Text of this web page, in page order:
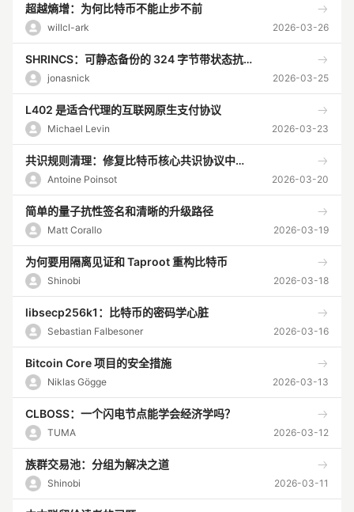
超越熵增：为何比特币不能止步不前
willcl-ark 2026-03-26
SHRINCS：可静态备份的 324 字节带状态抗量子签名
jonasnick 2026-03-25
L402 是适合代理的互联网原生支付协议
Michael Levin 2026-03-23
共识规则清理：修复比特币核心共识协议中的四个未解决漏洞
Antoine Poinsot 2026-03-20
简单的量子抗性签名和清晰的升级路径
Matt Corallo 2026-03-19
为何要用隔离见证和 Taproot 重构比特币
Shinobi 2026-03-18
libsecp256k1：比特币的密码学心脏
Sebastian Falbesoner 2026-03-16
Bitcoin Core 项目的安全措施
Niklas Gögge 2026-03-13
CLBOSS：一个闪电节点能学会经济学吗？
TUMA 2026-03-12
族群交易池：分组为解决之道
Shinobi 2026-03-11